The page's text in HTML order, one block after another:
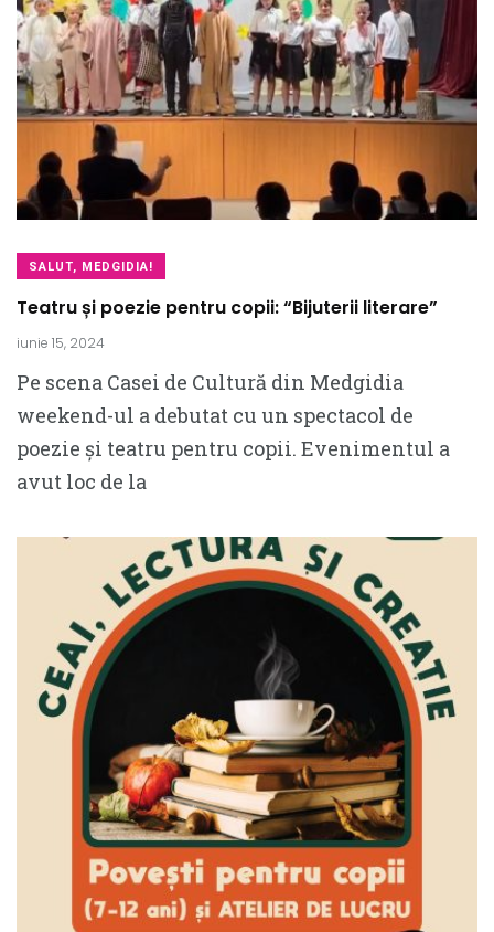
SALUT, MEDGIDIA!
Teatru și poezie pentru copii: “Bijuterii literare”
iunie 15, 2024
Pe scena Casei de Cultură din Medgidia
weekend-ul a debutat cu un spectacol de
poezie și teatru pentru copii. Evenimentul a
avut loc de la